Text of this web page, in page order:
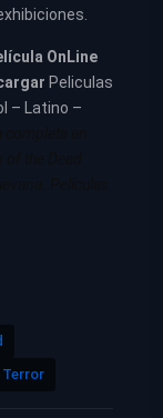
OnLine
Peliculas
– Latino –
Terror